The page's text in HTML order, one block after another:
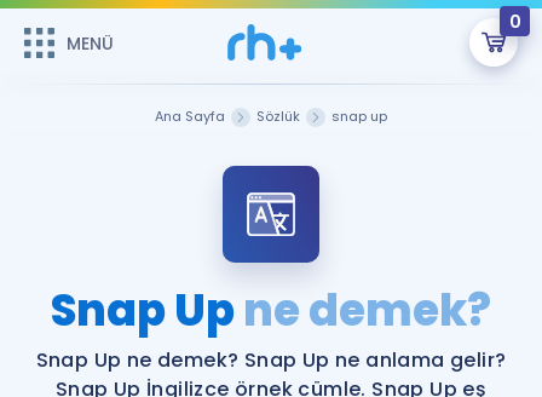
MENÜ
0
Şifremi Hatırlamıyorum
Sepetin Şu An Boş.
Remzi Hoca ile seni sınava hazırlayacak onlarca eğitim seni
bekliyor!
MENÜ
Katılımcı Görüşleri
Ana Sayfa Sözlük snap up
Snap Upne demek?
Snap Up ne demek? Snap Up ne anlama gelir?
Snap Up İngilizce örnek cümle. Snap Up eş